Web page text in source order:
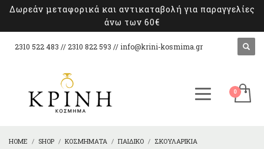
Δωρεάν μεταφορικά και αντικαταβολή για παραγγελίες
άνω των 60€
2310 522 483 // 2310 822 593 // info@krini-kosmima.gr
HOME SHOP ΚΟΣΜΉΜΑΤΑ ΠΑΙΔΙΚΌ
ΣΚΟΥΛΑΡΊΚΙΑ